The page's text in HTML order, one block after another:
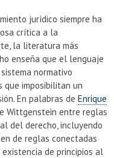
jurídico siempre ha
crítica a la
la literatura más
enseña que el lenguaje
normativo
que imposibilitan un
En palabras de Enrique
Wittgenstein entre reglas
del derecho, incluyendo
de reglas conectadas
de principios al